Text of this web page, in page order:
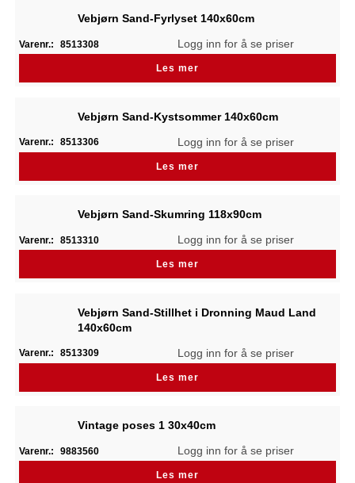
Vebjørn Sand-Fyrlyset 140x60cm
Varenr.: 8513308 Logg inn for å se priser
Les mer
Vebjørn Sand-Kystsommer 140x60cm
Varenr.: 8513306 Logg inn for å se priser
Les mer
Vebjørn Sand-Skumring 118x90cm
Varenr.: 8513310 Logg inn for å se priser
Les mer
Vebjørn Sand-Stillhet i Dronning Maud Land
140x60cm
Varenr.: 8513309 Logg inn for å se priser
Les mer
Vintage poses 1 30x40cm
Varenr.: 9883560 Logg inn for å se priser
Les mer